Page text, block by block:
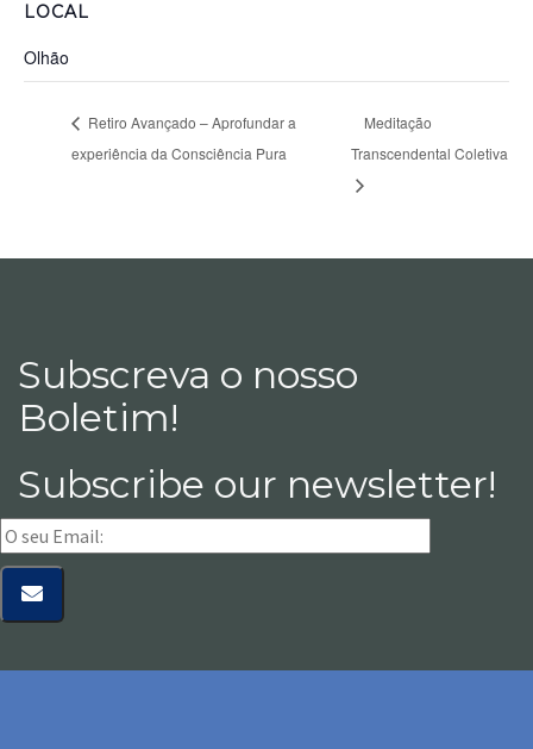
LOCAL
Olhão
Retiro Avançado – Aprofundar a
experiência da Consciência Pura
Meditação
Transcendental Coletiva
Subscreva o nosso
Boletim!
Subscribe our newsletter!